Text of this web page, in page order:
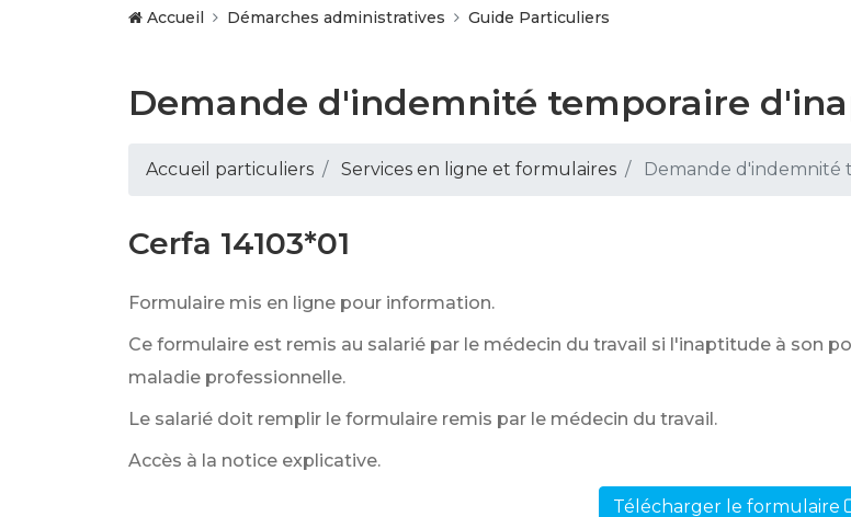
Accueil Démarches administratives Guide Particuliers
Demande d'indemnité temporaire
Accueil particuliers Services en ligne et formulaires Demande d'indemnité
Cerfa 14103*01
Formulaire mis en ligne pour information.
Ce formulaire est remis au salarié par le médecin du travail si l'inaptitude à son
maladie professionnelle.
Le salarié doit remplir le formulaire remis par le médecin du travail.
Accès à la notice explicative.
Télécharger le formulaire